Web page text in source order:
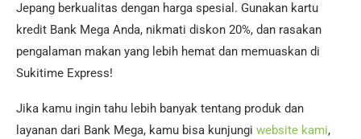
Jepang berkualitas dengan harga spesial. Gunakan kartu
kredit Bank Mega Anda, nikmati diskon 20%, dan rasakan
pengalaman makan yang lebih hemat dan memuaskan di
Sukitime Express!
Jika kamu ingin tahu lebih banyak tentang produk dan
layanan dari Bank Mega, kamu bisa kunjungi website kami,